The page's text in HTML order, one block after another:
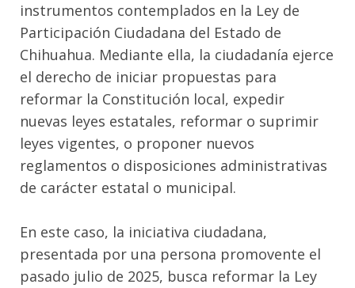
instrumentos contemplados en la Ley de
Participación Ciudadana del Estado de
Chihuahua. Mediante ella, la ciudadanía ejerce
el derecho de iniciar propuestas para
reformar la Constitución local, expedir
nuevas leyes estatales, reformar o suprimir
leyes vigentes, o proponer nuevos
reglamentos o disposiciones administrativas
de carácter estatal o municipal.
En este caso, la iniciativa ciudadana,
presentada por una persona promovente el
pasado julio de 2025, busca reformar la Ley